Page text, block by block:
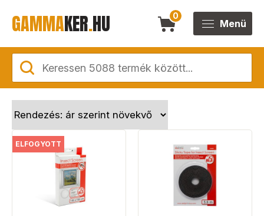
GAMMAKER.HU 0
Menü
ELFOGYOTT